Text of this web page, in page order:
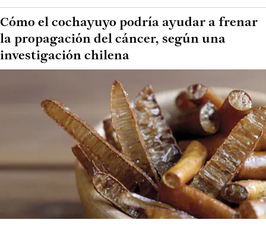
Cómo el cochayuyo podría ayudar a frenar
la propagación del cáncer, según una
investigación chilena